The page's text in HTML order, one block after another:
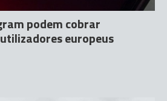
podem cobrar
europeus